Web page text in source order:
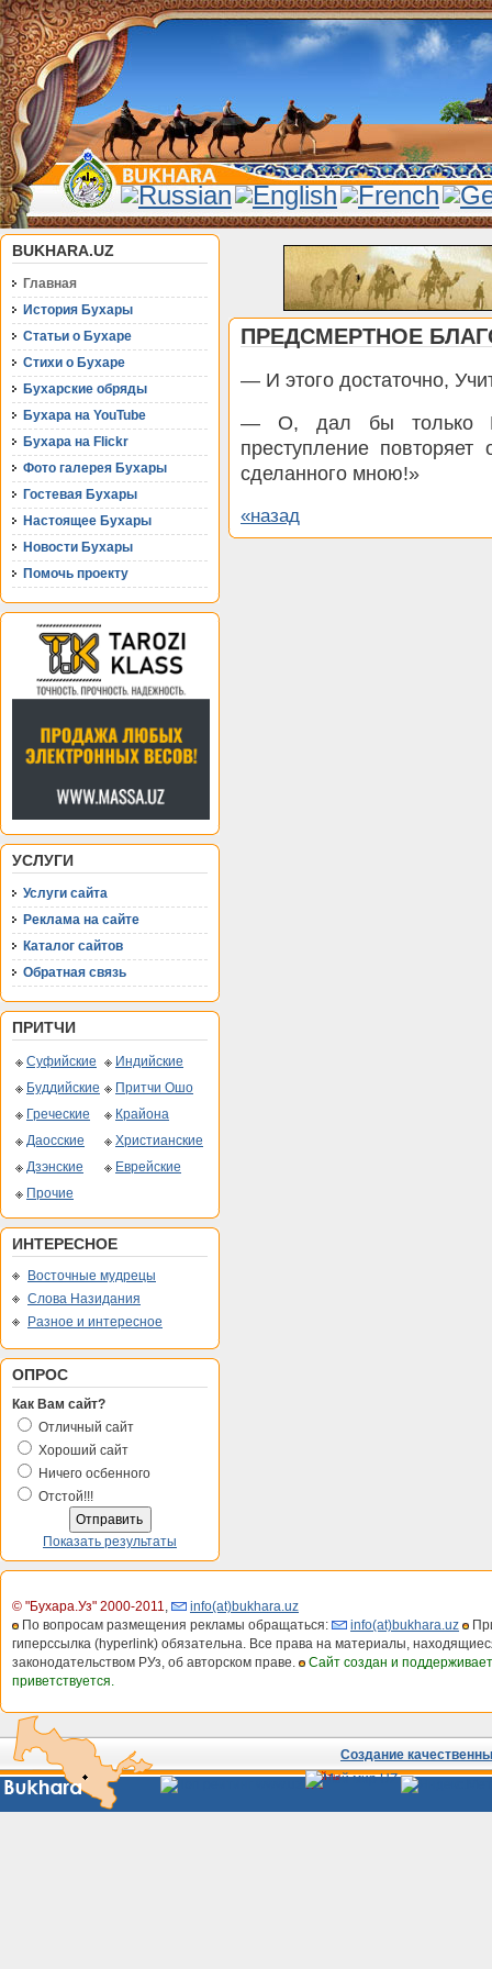
BUKHARA.UZ
Главная
История Бухары
Статьи о Бухаре
Стихи о Бухаре
Бухарские обряды
Бухара на YouTube
Бухара на Flickr
Фото галерея Бухары
Гостевая Бухары
Настоящее Бухары
Новости Бухары
Помочь проекту
УСЛУГИ
Услуги сайта
Реклама на сайте
Каталог сайтов
Обратная связь
ПРИТЧИ
Суфийские
Индийские
Буддийские
Притчи Ошо
Греческие
Крайона
Даосские
Христианские
Дзэнские
Еврейские
Прочие
ИНТЕРЕСНОЕ
Восточные мудрецы
Слова Назидания
Разное и интересное
ОПРОС
Как Вам сайт?
Отличный сайт
Хороший сайт
Ничего осбенного
Отстой!!!
Показать результаты
ПРЕДСМЕРТНОЕ
— И этого достаточно,
— О, дал бы только
преступление
сделанного мною!»
«назад
© "Бухара.Уз" 2000-2011,
info(at)bukhara.uz
По вопросам размещения рекламы обращаться:
info(at)bukhara.uz
гиперссылка (hyperlink) обязательна. Все права на материалы,
законодательством РУз, об авторском праве.
Сайт создан и
приветствуется.
Создание
Сайты
Узбекистана